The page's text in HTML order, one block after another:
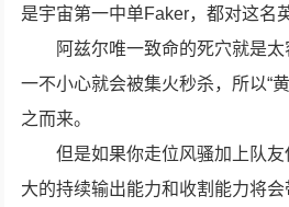
是宇宙第一中单Faker，都对这名
阿兹尔唯一致命的死穴就是太
一不小心就会被集火秒杀，所以“
之而来。
但是如果你走位风骚加上队
大的持续输出能力和收割能力将